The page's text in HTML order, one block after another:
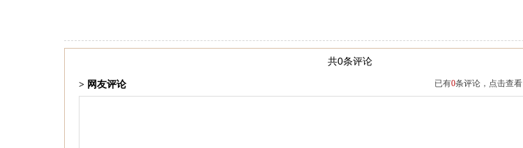
共0条评论
> 网友评论 已有0条评论，点击查看